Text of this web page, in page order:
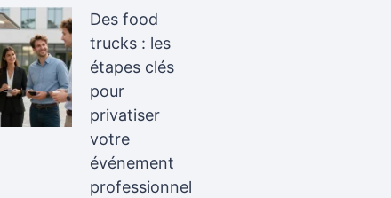
Des food
trucks : les
étapes clés
pour
privatiser
votre
événement
professionnel